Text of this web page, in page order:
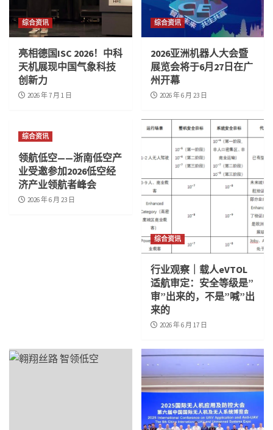
综合资讯
亮相德国ISC 2026！中科
天机展现中国气象科技
创新力
2026 年 7 月 1 日
综合资讯
2026亚洲机器人大会暨
展览会将于6月27日在广
州开幕
2026 年 6 月 23 日
综合资讯
领航低空——浙南低空产
业受邀参加2026低空经
济产业领航者峰会
2026 年 6 月 23 日
综合资讯
行业观察｜载人eVTOL
适航审定：安全等级是”
审”出来的，不是”喊”出
来的
2026 年 6 月 17 日